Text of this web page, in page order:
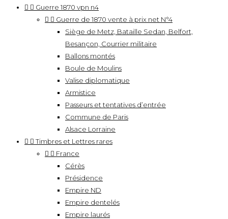
  Guerre 1870 vpn n4
  Guerre de 1870 vente à prix net N°4
Siège de Metz, Bataille Sedan, Belfort,
Besançon, Courrier militaire
Ballons montés
Boule de Moulins
Valise diplomatique
Armistice
Passeurs et tentatives d’entrée
Commune de Paris
Alsace Lorraine
  Timbres et Lettres rares
  France
Cérès
Présidence
Empire ND
Empire dentelés
Empire laurés